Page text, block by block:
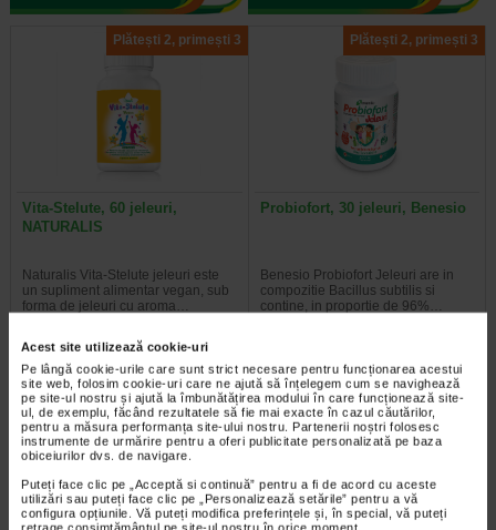
Acest site utilizează cookie-uri
Pe lângă cookie-urile care sunt strict necesare pentru funcționarea acestui
site web, folosim cookie-uri care ne ajută să înțelegem cum se navighează
pe site-ul nostru și ajută la îmbunătățirea modului în care funcționează site-
ul, de exemplu, făcând rezultatele să fie mai exacte în cazul căutărilor,
pentru a măsura performanța site-ului nostru. Partenerii noștri folosesc
instrumente de urmărire pentru a oferi publicitate personalizată pe baza
obiceiurilor dvs. de navigare.
Puteți face clic pe „Acceptă si continuă” pentru a fi de acord cu aceste
utilizări sau puteți face clic pe „Personalizează setările” pentru a vă
configura opțiunile. Vă puteți modifica preferințele și, în special, vă puteți
Plătești 2, primești 3
Vita-Stelute, 60 jeleuri,
NATURALIS
Naturalis Vita-Stelute jeleuri este
un supliment alimentar vegan, sub
forma de jeleuri cu aroma…
Plătești 2, primești 3
Probiofort, 30 jeleuri, Benesio
Benesio Probiofort Jeleuri are in
compozitie Bacillus subtilis si
contine, in proportie de 96%…
Plătești 2, primești 3 Plătești 2, primești 3